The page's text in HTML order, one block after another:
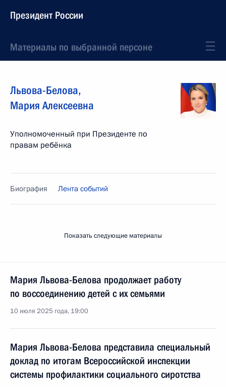
Президент России
Материалы по выбранной персоне
Львова-Белова,
Мария Алексеевна
Уполномоченный при Президенте по
правам ребёнка
Биография Лента событий
Показать следующие материалы
Мария Львова-Белова продолжает работу
по воссоединению детей с их семьями
10 июля 2025 года, 19:00
Мария Львова-Белова представила специальный
доклад по итогам Всероссийской инспекции
системы профилактики социального сиротства